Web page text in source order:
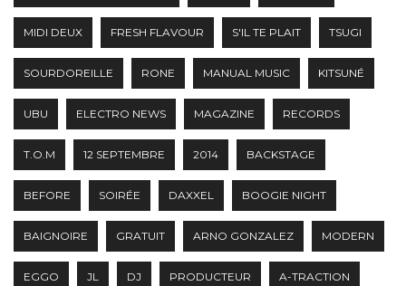
MIDI DEUX FRESH FLAVOUR S'IL TE PLAIT TSUGI
SOURDOREILLE RONE MANUAL MUSIC KITSUNÉ
UBU ELECTRO NEWS MAGAZINE RECORDS
T.O.M 12 SEPTEMBRE 2014 BACKSTAGE
BEFORE SOIRÉE DAXXEL BOOGIE NIGHT
BAIGNOIRE GRATUIT ARNO GONZALEZ MODERN
EGGO JL DJ PRODUCTEUR A-TRACTION